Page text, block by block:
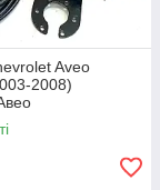
Aveo
2008)